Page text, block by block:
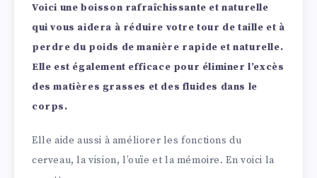
Voici une boisson rafraîchissante et naturelle
qui vous aidera à réduire votre tour de taille et à
perdre du poids de manière rapide et naturelle.
Elle est également efficace pour éliminer l’excès
des matières grasses et des fluides dans le
corps.
Elle aide aussi à améliorer les fonctions du
cerveau, la vision, l’ouïe et la mémoire. En voici la